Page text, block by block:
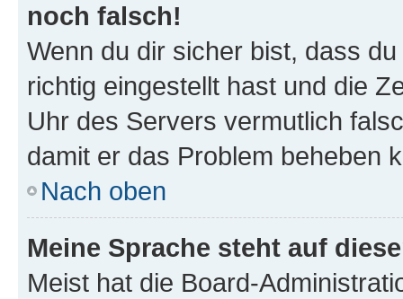
noch falsch!
Wenn du dir sicher bist, dass
richtig eingestellt hast und die
Uhr des Servers vermutlich
damit er das Problem beheben
Nach oben
Meine Sprache steht auf
Meist hat die Board-